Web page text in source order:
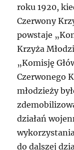
roku 1920,
Czerwony
powstaje
Krzyża
„Komisję
Czerwonego
młodzieży
działań
do dalszej